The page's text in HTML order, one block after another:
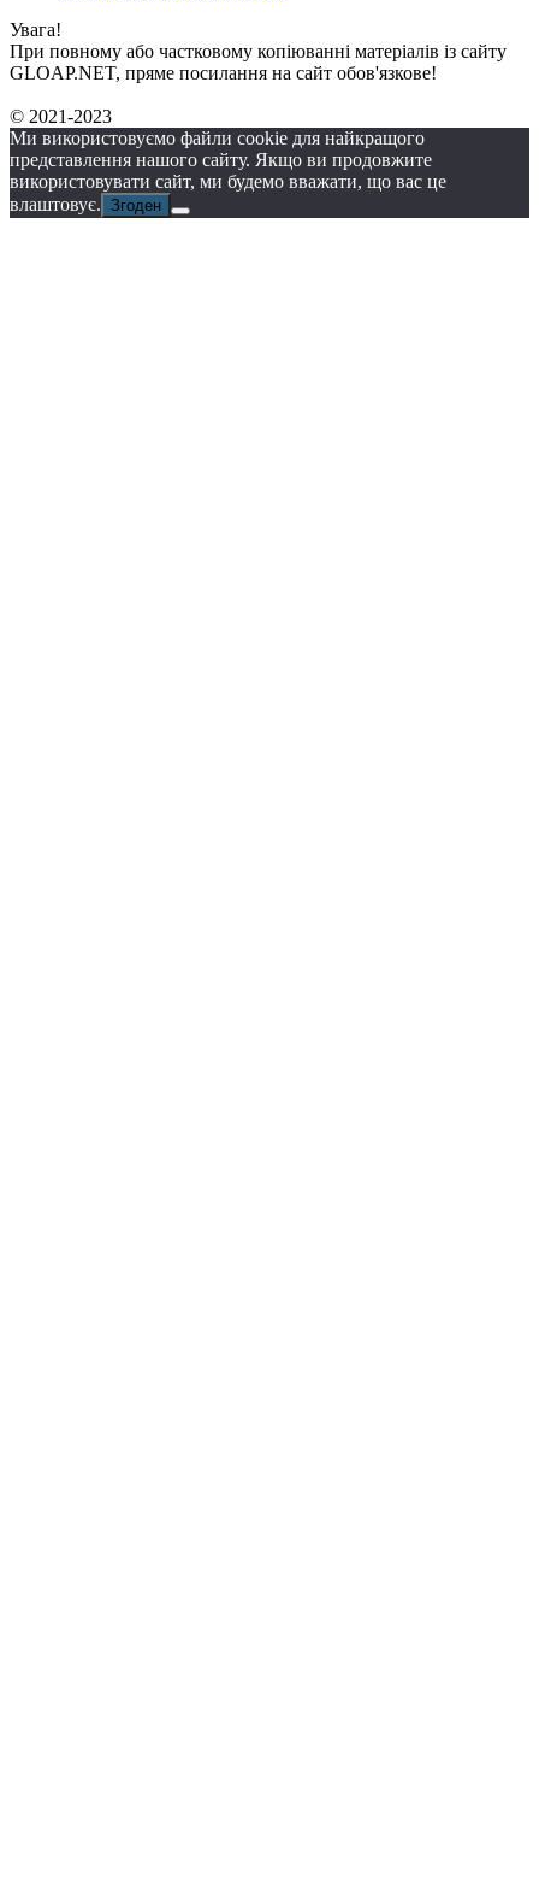
Увага!
При повному або частковому копіюванні матеріалів із сайту
GLOAP.NET, пряме посилання на сайт обов'язкове!
© 2021-2023
Ми використовуємо файли cookie для найкращого
представлення нашого сайту. Якщо ви продовжите
використовувати сайт, ми будемо вважати, що вас це
влаштовує. Згоден